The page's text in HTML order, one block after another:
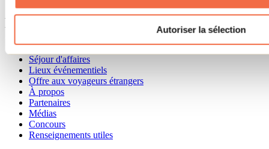
Autoriser la sélection
Menu pied de page
Accueil de groupe
Séjour d'affaires
Lieux événementiels
Offre aux voyageurs étrangers
À propos
Partenaires
Médias
Concours
Renseignements utiles